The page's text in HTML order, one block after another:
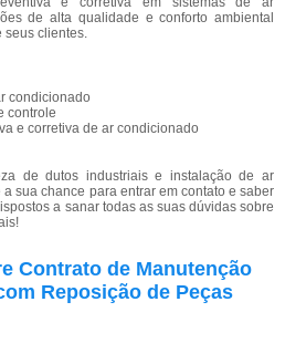
de alta qualidade e conforto ambiental
seus clientes.
condicionado
controle
e corretiva de ar condicionado
de dutos industriais e instalação de ar
sua chance para entrar em contato e saber
a sanar todas as suas dúvidas sobre
Contrato de Manutenção
Reposição de Peças